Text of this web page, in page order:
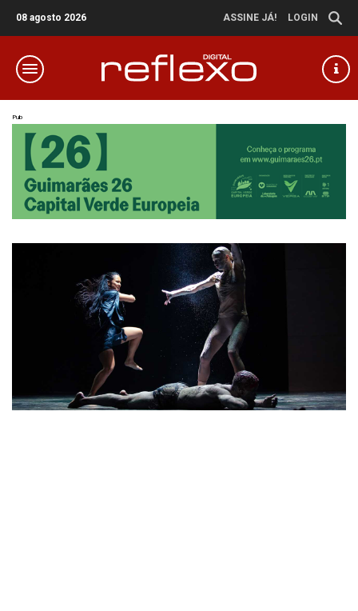
08 agosto 2026 ASSINE JÁ! LOGIN
Pub